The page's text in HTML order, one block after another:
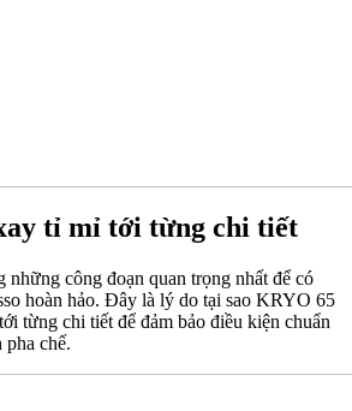
tỉ mỉ tới từng chi tiết
những công đoạn quan trọng nhất để có
hoàn hảo. Đây là lý do tại sao KRYO 65
từng chi tiết để đảm bảo điều kiện chuẩn
pha chế.